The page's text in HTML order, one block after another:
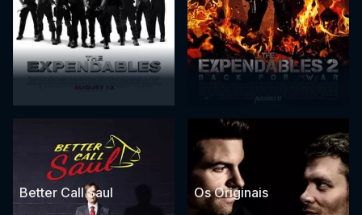
Better Call Saul Os Originais